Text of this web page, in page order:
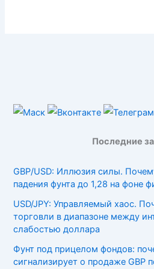
Последние
GBP/USD: Иллюзия силы.
падения фунта до 1,28 на фоне
USD/JPY: Управляемый хаос.
торговли в диапазоне между
слабостью доллара
Фунт под прицелом фондов:
сигнализирует о продаже GBP